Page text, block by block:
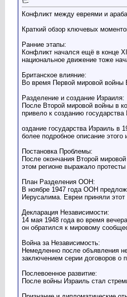
Конфликт между евреями и
Краткий обзор ключевых
Ранние этапы:
Конфликт начался ещё в конце
национальное движение тоже
Британское влияние:
Во время Первой мировой войны
Разделение и создание Израиля:
После Второй мировой войны в
привело к созданию
оздание государства Израиль в
более подробное описание этого
Постановка Проблемы:
После окончания Второй
этом регионе выражало протесты
План Разделения ООН:
В ноябре 1947 года ООН
Иерусалима. Евреи приняли
Декларация Независимости:
14 мая 1948 года во время
он обратился к мировому
Война за Независимость:
Немедленно после объявления
заключением серии договоров о
Послевоенное развитие:
После войны Израиль стал